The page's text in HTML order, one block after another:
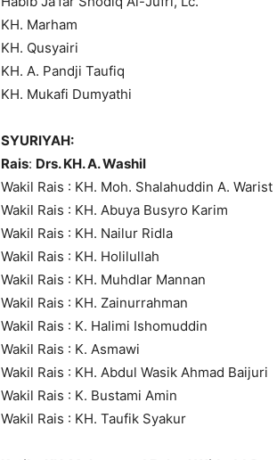
KH. Marham
KH. Qusyairi
KH. A. Pandji Taufiq
KH. Mukafi Dumyathi
SYURIYAH:
Rais: Drs. KH. A. Washil
Wakil Rais : KH. Moh. Shalahuddin A. Warist
Wakil Rais : KH. Abuya Busyro Karim
Wakil Rais : KH. Nailur Ridla
Wakil Rais : KH. Holilullah
Wakil Rais : KH. Muhdlar Mannan
Wakil Rais : KH. Zainurrahman
Wakil Rais : K. Halimi Ishomuddin
Wakil Rais : K. Asmawi
Wakil Rais : KH. Abdul Wasik Ahmad Baijuri
Wakil Rais : K. Bustami Amin
Wakil Rais : KH. Taufik Syakur